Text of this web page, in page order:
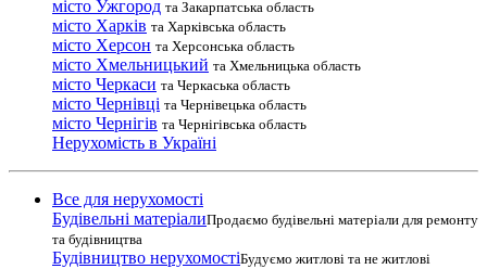
місто Ужгород та Закарпатська область
місто Харків та Харківська область
місто Херсон та Херсонська область
місто Хмельницький та Хмельницька область
місто Черкаси та Черкаська область
місто Чернівці та Чернівецька область
місто Чернігів та Чернігівська область
Нерухомість в Україні
Все для нерухомості
Будівельні матеріалиПродаємо будівельні матеріали для ремонту
та будівництва
Будівництво нерухомостіБудуємо житлові та не житлові